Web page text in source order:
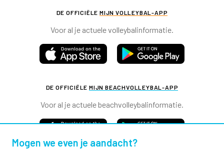
DE OFFICIËLE MIJN VOLLEYBAL-APP
Voor al je actuele volleybalinformatie.
DE OFFICIËLE MIJN BEACHVOLLEYBAL-APP
Voor al je actuele beachvolleybalinformatie.
Mogen we even je aandacht?